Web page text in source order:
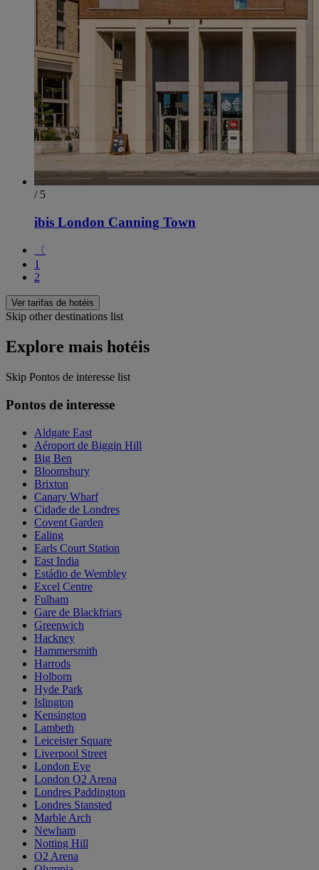
/ 5
ibis London Canning Town
〈
1
2
Ver tarifas de hotéis
Skip other destinations list
Explore mais hotéis
Skip Pontos de interesse list
Pontos de interesse
Aldgate East
Aéroport de Biggin Hill
Big Ben
Bloomsbury
Brixton
Canary Wharf
Cidade de Londres
Covent Garden
Ealing
Earls Court Station
East India
Estádio de Wembley
Excel Centre
Fulham
Gare de Blackfriars
Greenwich
Hackney
Hammersmith
Harrods
Holborn
Hyde Park
Islington
Kensington
Lambeth
Leiceister Square
Liverpool Street
London Eye
London O2 Arena
Londres Paddington
Londres Stansted
Marble Arch
Newham
Notting Hill
O2 Arena